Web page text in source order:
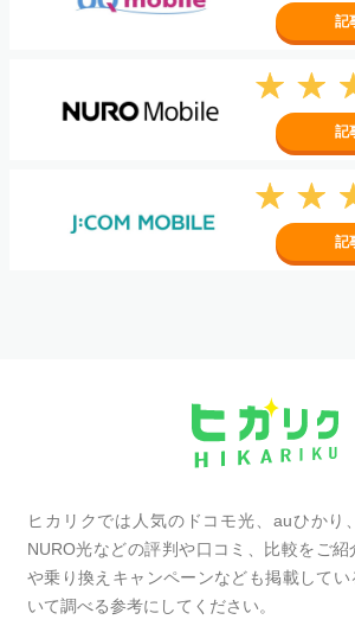
記
記
記
ヒカリクでは人気のドコモ光、auひかり
NURO光などの評判や口コミ、比較をご
や乗り換えキャンペーンなども掲載して
いて調べる参考にしてください。